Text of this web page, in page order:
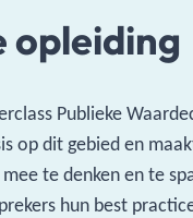
opleiding
Publieke
op dit gebied en
te denken en te
hun best